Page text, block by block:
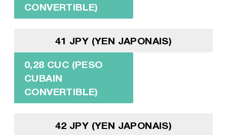
CONVERTIBLE)
41 JPY (YEN JAPONAIS)
0,28 CUC (PESO
CUBAIN
CONVERTIBLE)
42 JPY (YEN JAPONAIS)